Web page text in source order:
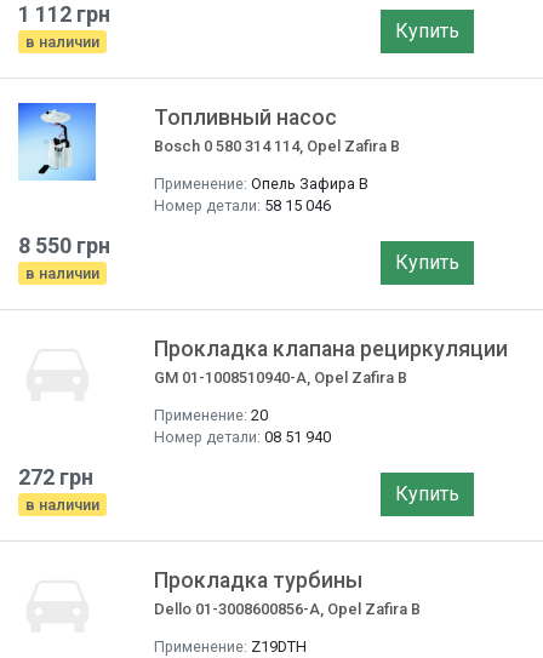
1 112 грн
в наличии Купить
Топливный насос
Bosch 0 580 314 114, Opel Zafira B
Применение: Опель Зафира B
Номер детали: 58 15 046
8 550 грн
в наличии Купить
Прокладка клапана рециркуляции
GM 01-1008510940-A, Opel Zafira B
Применение: 20
Номер детали: 08 51 940
272 грн
в наличии Купить
Прокладка турбины
Dello 01-3008600856-A, Opel Zafira B
Применение: Z19DTH